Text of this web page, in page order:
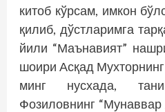
китоб кўрсам, имкон
қилиб, дўстларимга
йили “Маънавият”
шоири Асқад
минг нусхада,
Фозиловнинг “Мунаввар